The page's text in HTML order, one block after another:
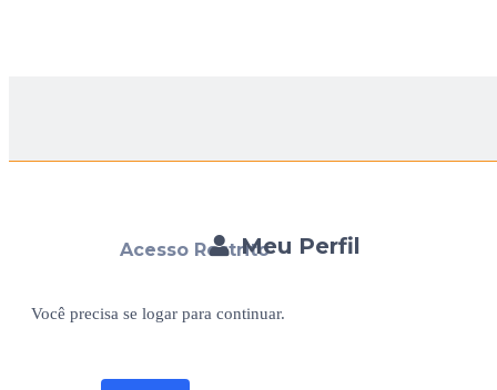
Meu Perfil
Acesso Restrito
Você precisa se logar para continuar.